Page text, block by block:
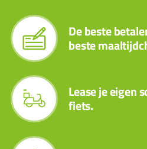
De beste
beste
Lease je eigen
fiets.